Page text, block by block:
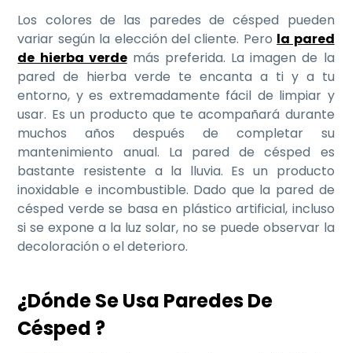
Los colores de las paredes de césped pueden
variar según la elección del cliente. Pero la pared
de hierba verdemás preferida. La imagen de la
pared de hierba verde te encanta a ti y a tu
entorno, y es extremadamente fácil de limpiar y
usar. Es un producto que te acompañará durante
muchos años después de completar su
mantenimiento anual. La pared de césped es
bastante resistente a la lluvia. Es un producto
inoxidable e incombustible. Dado que la pared de
césped verde se basa en plástico artificial, incluso
si se expone a la luz solar, no se puede observar la
decoloración o el deterioro.
¿Dónde Se Usa Paredes De
Césped ?